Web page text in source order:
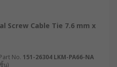
Screw Cable Tie 7.6 mm x
No. 151-26304 LKM-PA66-NA
น)